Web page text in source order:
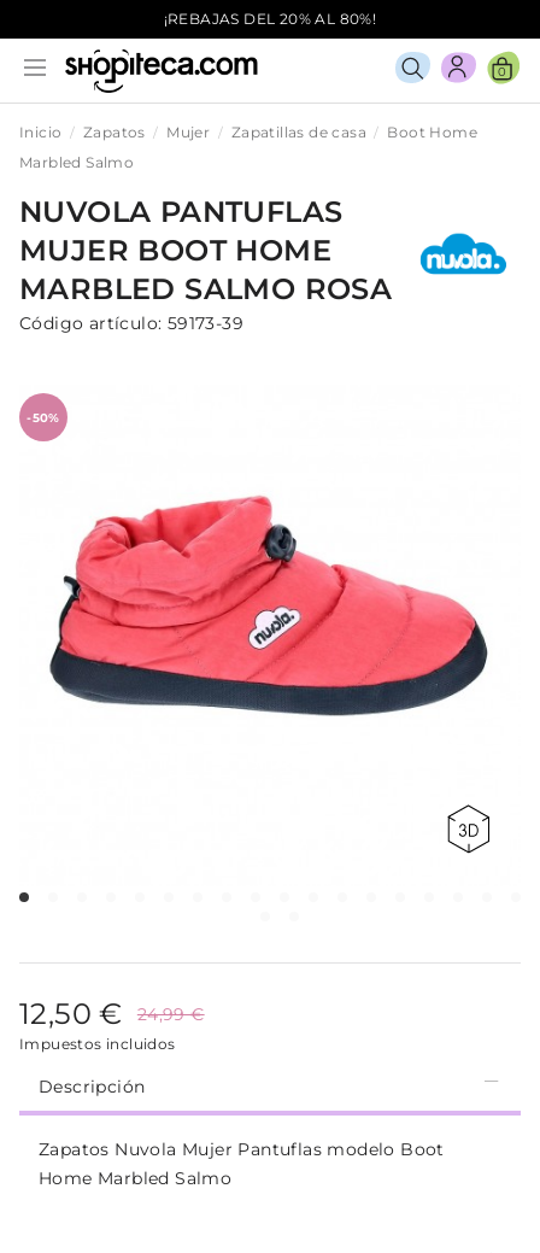
¡REBAJAS DEL 20% AL 80%!
0
Inicio Zapatos Mujer Zapatillas de casa
Boot Home
Marbled Salmo
NUVOLA PANTUFLAS
MUJER BOOT HOME
MARBLED SALMO ROSA
Código artículo: 59173-39
-50%
12,50 € 24,99 €
Impuestos incluidos
Descripción
Zapatos Nuvola Mujer Pantuflas modelo Boot
Home Marbled Salmo